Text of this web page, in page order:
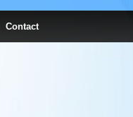
Contact